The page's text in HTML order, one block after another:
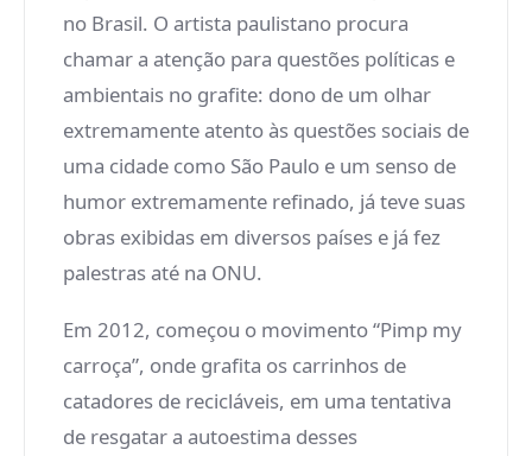
no Brasil. O artista paulistano procura
chamar a atenção para questões políticas e
ambientais no grafite: dono de um olhar
extremamente atento às questões sociais de
uma cidade como São Paulo e um senso de
humor extremamente refinado, já teve suas
obras exibidas em diversos países e já fez
palestras até na ONU.
Em 2012, começou o movimento “Pimp my
carroça”, onde grafita os carrinhos de
catadores de recicláveis, em uma tentativa
de resgatar a autoestima desses